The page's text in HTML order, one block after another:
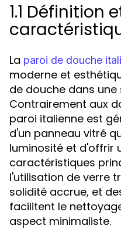
1.1 Définition
La paroi de douche
moderne et
de douche dans une
Contrairement aux
paroi italienne est
d'un panneau vitré
luminosité et d'offrir
caractéristiques
l'utilisation de verre
solidité accrue, et
facilitent le
aspect minimaliste.